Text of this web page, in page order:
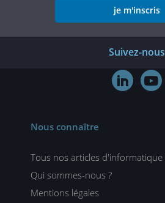
je m'inscris
Suivez-nous
 
Nous connaître
Tous nos articles d'informatique
Qui sommes-nous ?
Mentions légales